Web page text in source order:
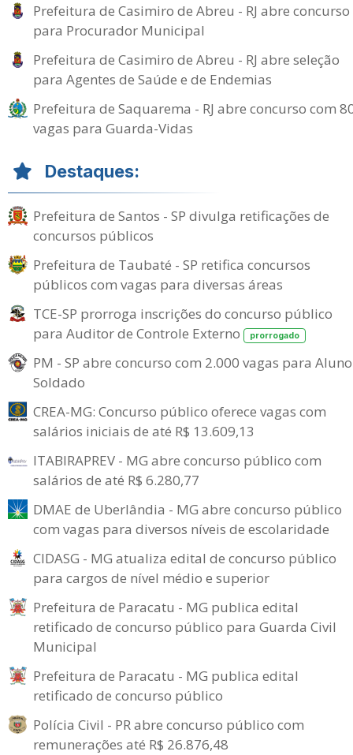
Prefeitura de Casimiro de Abreu - RJ abre concurso
para Procurador Municipal
Prefeitura de Casimiro de Abreu - RJ abre seleção
para Agentes de Saúde e de Endemias
Prefeitura de Saquarema - RJ abre concurso com
vagas para Guarda-Vidas
Destaques:
Prefeitura de Santos - SP divulga retificações de
concursos públicos
Prefeitura de Taubaté - SP retifica concursos
públicos com vagas para diversas áreas
TCE-SP prorroga inscrições do concurso público
para Auditor de Controle Externo
prorrogado
PM - SP abre concurso com 2.000 vagas para
Soldado
CREA-MG: Concurso público oferece vagas com
salários iniciais de até R$ 13.609,13
ITABIRAPREV - MG abre concurso público com
salários de até R$ 6.280,77
DMAE de Uberlândia - MG abre concurso público
com vagas para diversos níveis de escolaridade
CIDASG - MG atualiza edital de concurso público
para cargos de nível médio e superior
Prefeitura de Paracatu - MG publica edital
retificado de concurso público para Guarda Civil
Municipal
Prefeitura de Paracatu - MG publica edital
retificado de concurso público
Polícia Civil - PR abre concurso público com
remunerações até R$ 26.876,48